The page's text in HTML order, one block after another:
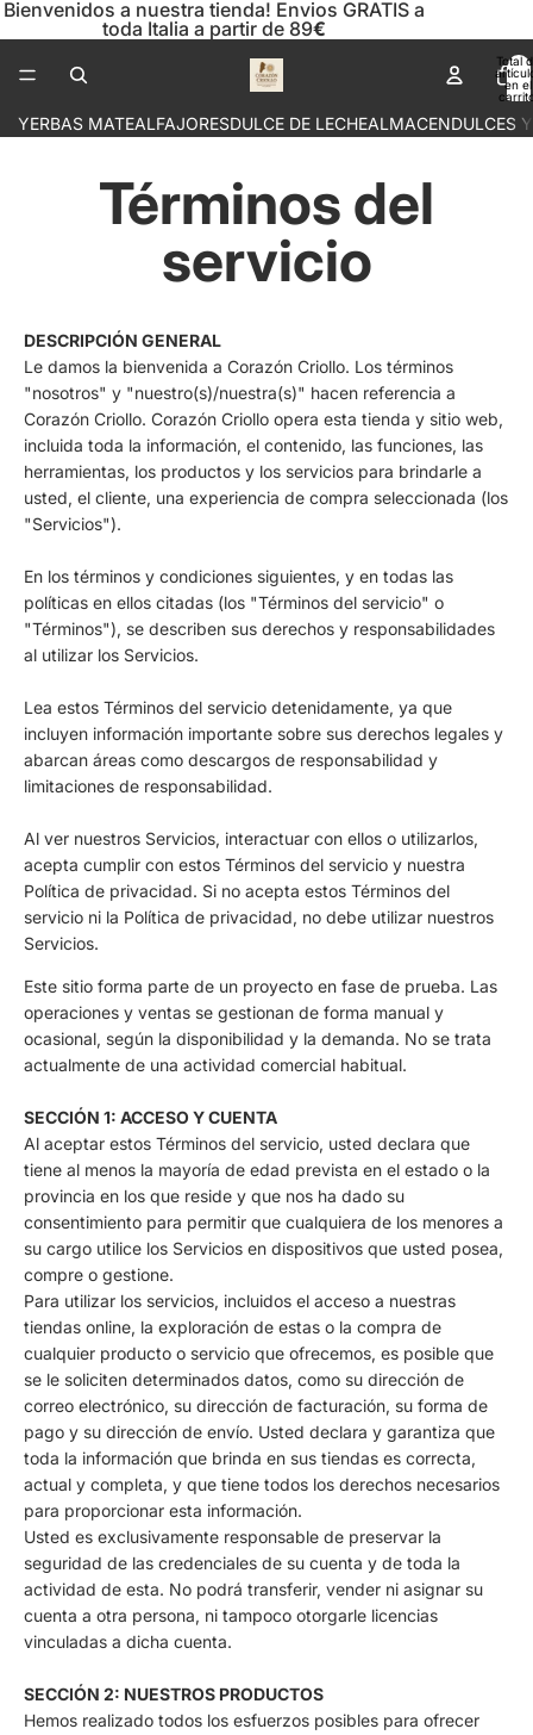
Bienvenidos a nuestra tienda! Envios GRATIS a
toda Italia a partir de 89€
Total
en el
YERBAS MATEALFAJORESDULCE DE LECHEALMACENDULCES
Términos del
servicio
DESCRIPCIÓN GENERAL
Le damos la bienvenida a Corazón Criollo. Los términos
"nosotros" y "nuestro(s)/nuestra(s)" hacen referencia a
Corazón Criollo. Corazón Criollo opera esta tienda y sitio web,
incluida toda la información, el contenido, las funciones, las
herramientas, los productos y los servicios para brindarle a
usted, el cliente, una experiencia de compra seleccionada (los
"Servicios").
En los términos y condiciones siguientes, y en todas las
políticas en ellos citadas (los "Términos del servicio" o
"Términos"), se describen sus derechos y responsabilidades
al utilizar los Servicios.
Lea estos Términos del servicio detenidamente, ya que
incluyen información importante sobre sus derechos legales y
abarcan áreas como descargos de responsabilidad y
limitaciones de responsabilidad.
Al ver nuestros Servicios, interactuar con ellos o utilizarlos,
acepta cumplir con estos Términos del servicio y nuestra
Política de privacidad. Si no acepta estos Términos del
servicio ni la Política de privacidad, no debe utilizar nuestros
Servicios.
Este sitio forma parte de un proyecto en fase de prueba. Las
operaciones y ventas se gestionan de forma manual y
ocasional, según la disponibilidad y la demanda. No se trata
actualmente de una actividad comercial habitual.
SECCIÓN 1: ACCESO Y CUENTA
Al aceptar estos Términos del servicio, usted declara que
tiene al menos la mayoría de edad prevista en el estado o la
provincia en los que reside y que nos ha dado su
consentimiento para permitir que cualquiera de los menores a
su cargo utilice los Servicios en dispositivos que usted posea,
compre o gestione.
Para utilizar los servicios, incluidos el acceso a nuestras
tiendas online, la exploración de estas o la compra de
cualquier producto o servicio que ofrecemos, es posible que
se le soliciten determinados datos, como su dirección de
correo electrónico, su dirección de facturación, su forma de
pago y su dirección de envío. Usted declara y garantiza que
toda la información que brinda en sus tiendas es correcta,
actual y completa, y que tiene todos los derechos necesarios
para proporcionar esta información.
Usted es exclusivamente responsable de preservar la
seguridad de las credenciales de su cuenta y de toda la
actividad de esta. No podrá transferir, vender ni asignar su
cuenta a otra persona, ni tampoco otorgarle licencias
vinculadas a dicha cuenta.
SECCIÓN 2: NUESTROS PRODUCTOS
Hemos realizado todos los esfuerzos posibles para ofrecer